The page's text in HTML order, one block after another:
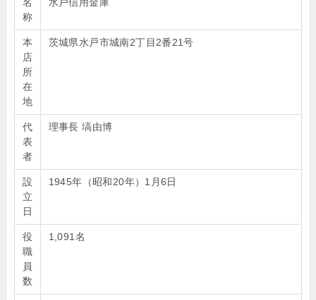
称
本
店
所
在
地
茨城県水戸市城南2丁目2番21号
代
表
者
理事長 塙由博
設
立
日
1945年（昭和20年）1月6日
役
職
員
数
1,091名